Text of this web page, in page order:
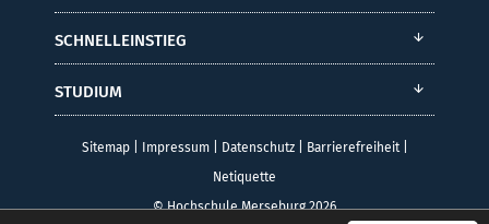
SCHNELLEINSTIEG
STUDIUM
Sitemap| Impressum| Datenschutz| Barrierefreiheit|
Netiquette
© Hochschule Merseburg 2026